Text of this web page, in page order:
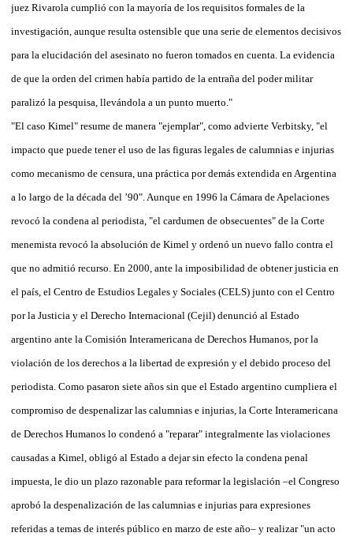
juez Rivarola cumplió con la mayoría de los requisitos formales de la
investigación, aunque resulta ostensible que una serie de elementos decisivos
para la elucidación del asesinato no fueron tomados en cuenta. La evidencia
de que la orden del crimen había partido de la entraña del poder militar
paralizó la pesquisa, llevándola a un punto muerto."
"El caso Kimel" resume de manera "ejemplar", como advierte Verbitsky, "el
impacto que puede tener el uso de las figuras legales de calumnias e injurias
como mecanismo de censura, una práctica por demás extendida en Argentina
a lo largo de la década del ’90". Aunque en 1996 la Cámara de Apelaciones
revocó la condena al periodista, "el cardumen de obsecuentes" de la Corte
menemista revocó la absolución de Kimel y ordenó un nuevo fallo contra el
que no admitió recurso. En 2000, ante la imposibilidad de obtener justicia en
el país, el Centro de Estudios Legales y Sociales (CELS) junto con el Centro
por la Justicia y el Derecho Internacional (Cejil) denunció al Estado
argentino ante la Comisión Interamericana de Derechos Humanos, por la
violación de los derechos a la libertad de expresión y el debido proceso del
periodista. Como pasaron siete años sin que el Estado argentino cumpliera el
compromiso de despenalizar las calumnias e injurias, la Corte Interamericana
de Derechos Humanos lo condenó a "reparar" integralmente las violaciones
causadas a Kimel, obligó al Estado a dejar sin efecto la condena penal
impuesta, le dio un plazo razonable para reformar la legislación –el Congreso
aprobó la despenalización de las calumnias e injurias para expresiones
referidas a temas de interés público en marzo de este año– y realizar "un acto